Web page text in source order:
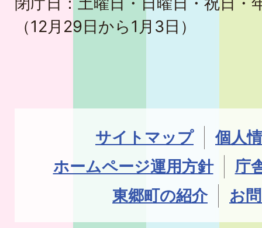
（12月29日から1月3日）
サイトマップ
個人
ホームページ運用方針
庁
東郷町の紹介
お